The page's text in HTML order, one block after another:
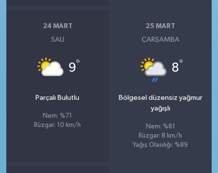
24 MART
SALI
9°
Parçalı Bulutlu
Nem: %71
Rüzgar: 10 km/h
25 MART
ÇARŞAMBA
8°
Bölgesel düzensiz yağmur
yağışlı
Nem: %81
Rüzgar: 8 km/h
Yağış Olasılığı: %89